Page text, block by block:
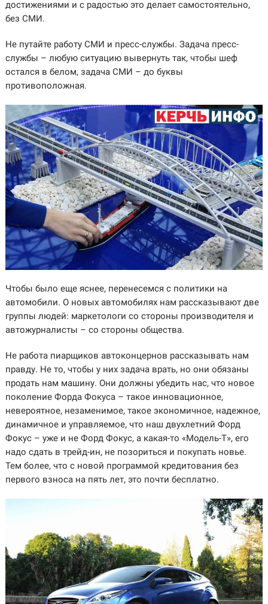
достижениями и с радостью это делает самостоятельно,
без СМИ.
Не путайте работу СМИ и пресс-службы. Задача пресс-
службы – любую ситуацию вывернуть так, чтобы шеф
остался в белом, задача СМИ – до буквы
противоположная.
Чтобы было еще яснее, перенесемся с политики на
автомобили. О новых автомобилях нам рассказывают две
группы людей: маркетологи со стороны производителя и
автожурналисты – со стороны общества.
Не работа пиарщиков автоконцернов рассказывать нам
правду. Не то, чтобы у них задача врать, но они обязаны
продать нам машину. Они должны убедить нас, что новое
поколение Форда Фокуса – такое инновационное,
невероятное, незаменимое, такое экономичное, надежное,
динамичное и управляемое, что наш двухлетний Форд
Фокус – уже и не Форд Фокус, а какая-то «Модель-Т», его
надо сдать в трейд-ин, не позориться и покупать новье.
Тем более, что с новой программой кредитования без
первого взноса на пять лет, это почти бесплатно.